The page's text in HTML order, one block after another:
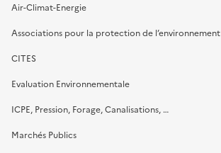
Air-Climat-Energie
Associations pour la protection de l’environnement
CITES
Evaluation Environnementale
ICPE, Pression, Forage, Canalisations, …
Marchés Publics